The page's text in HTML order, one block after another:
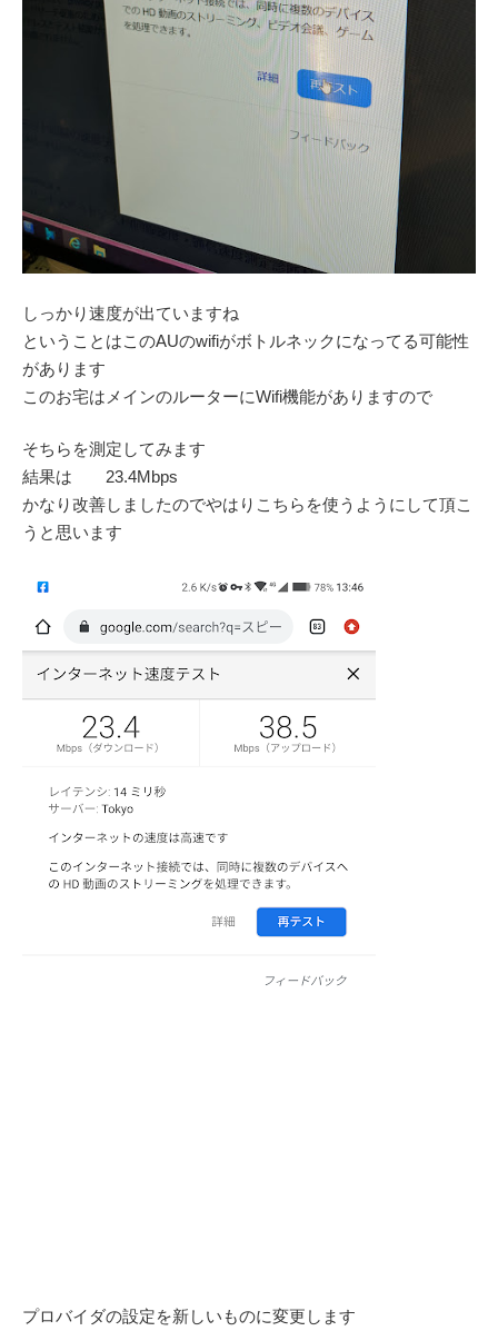
しっかり速度が出ていますね
ということはこのAUのwifiがボトルネックになってる可能性
があります
このお宅はメインのルーターにWifi機能がありますので
そちらを測定してみます
結果は 23.4Mbps
かなり改善しましたのでやはりこちらを使うようにして頂こ
うと思います
プロバイダの設定を新しいものに変更します